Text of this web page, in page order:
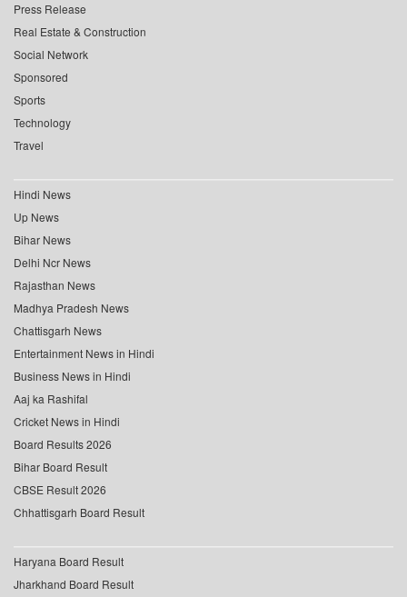
Press Release
Real Estate & Construction
Social Network
Sponsored
Sports
Technology
Travel
Hindi News
Up News
Bihar News
Delhi Ncr News
Rajasthan News
Madhya Pradesh News
Chattisgarh News
Entertainment News in Hindi
Business News in Hindi
Aaj ka Rashifal
Cricket News in Hindi
Board Results 2026
Bihar Board Result
CBSE Result 2026
Chhattisgarh Board Result
Haryana Board Result
Jharkhand Board Result